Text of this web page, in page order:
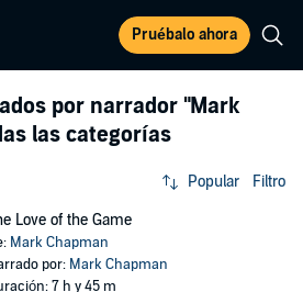
Pruébalo ahora
por narrador "Mark
las categorías
Popular Filtro
Love of the Game
Mark Chapman
por: Mark Chapman
7 h y 45 m